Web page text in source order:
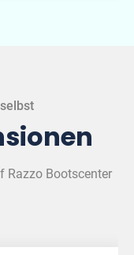
Razzo Bootscenter